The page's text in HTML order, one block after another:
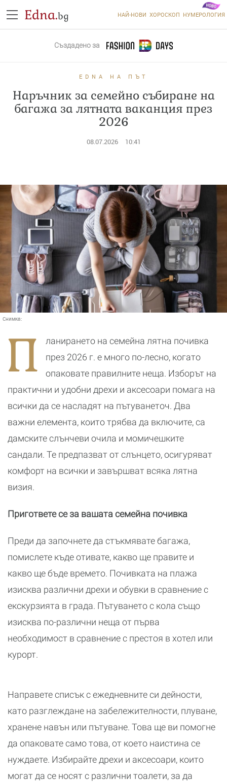
Edna.bg НАЙ-НОВИ ХОРОСКОП НУМЕРОЛОГИЯ
Създадено за
EDNA НА ПЪТ
Наръчник за семейно събиране на
багажа за лятната ваканция през
2026
08.07.2026 10:41
Снимка:
П
ланирането на семейна лятна почивка
през 2026 г. е много по-лесно, когато
опаковате правилните неща. Изборът на
практични и удобни дрехи и аксесоари помага на
всички да се насладят на пътуванеточ. Два
важни елемента, които трябва да включите, са
дамските слънчеви очила и момичешките
сандали. Те предпазват от слънцето, осигуряват
комфорт на всички и завършват всяка лятна
визия.
Пригответе се за вашата семейна почивка
Преди да започнете да стъкмявате багажа,
помислете къде отивате, какво ще правите и
какво ще бъде времето. Почивката на плажа
изисква различни дрехи и обувки в сравнение с
екскурзията в града. Пътуването с кола също
изисква по-различни неща от първа
необходимост в сравнение с престоя в хотел или
курорт.
Направете списък с ежедневните си дейности,
като разглеждане на забележителности, плуване,
хранене навън или пътуване. Това ще ви помогне
да опаковате само това, от което наистина се
нуждаете. Избирайте дрехи и аксесоари, които
могат да се носят с различни тоалети, за да